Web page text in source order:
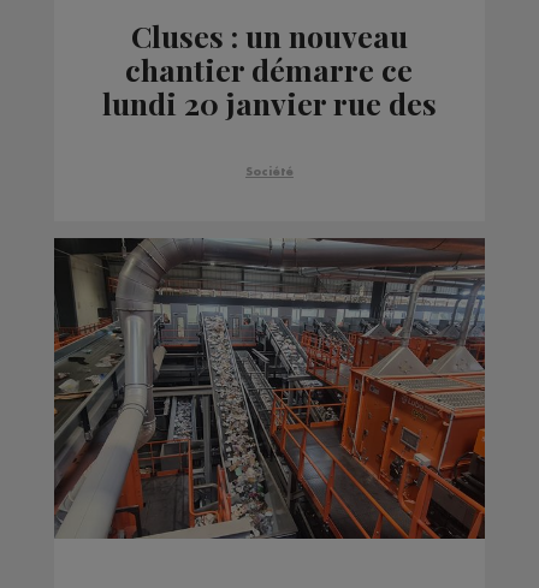
Cluses : un nouveau
chantier démarre ce
lundi 20 janvier rue des
Société